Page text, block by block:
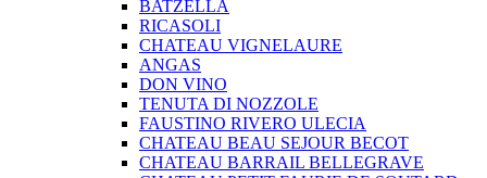
BATZELLA
RICASOLI
CHATEAU VIGNELAURE
ANGAS
DON VINO
TENUTA DI NOZZOLE
FAUSTINO RIVERO ULECIA
CHATEAU BEAU SEJOUR BECOT
CHATEAU BARRAIL BELLEGRAVE